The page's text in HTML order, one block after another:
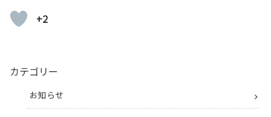
+2
カテゴリー
お知らせ